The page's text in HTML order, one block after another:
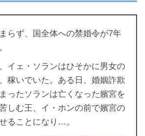
らず、国全体への禁婚令が7年
イェ・ソランはひそかに男女の
稼いでいた。ある日、婚姻詐欺
ったソランは亡くなった嬪宮を
しむ王、イ・ホンの前で嬪宮の
ることになり…。